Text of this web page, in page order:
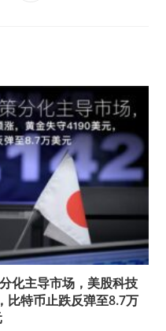
化主导市场，美股科技
比特币止跌反弹至8.7万